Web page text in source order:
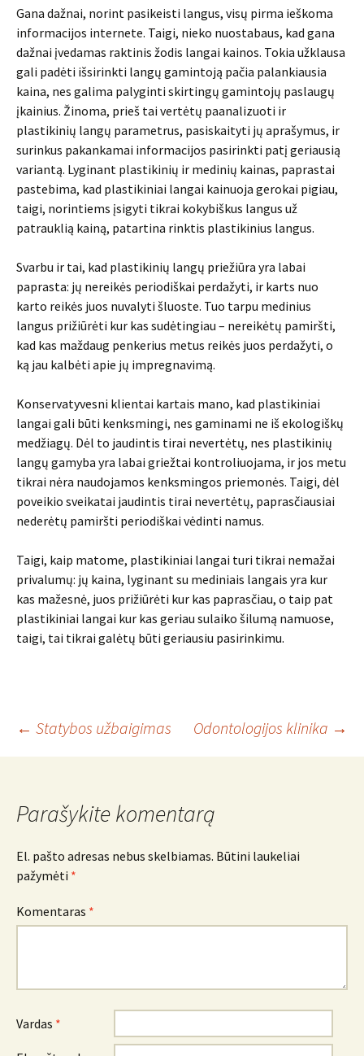
Gana dažnai, norint pasikeisti langus, visų pirma ieškoma
informacijos internete. Taigi, nieko nuostabaus, kad gana
dažnai įvedamas raktinis žodis langai kainos. Tokia užklausa
gali padėti išsirinkti langų gamintoją pačia palankiausia
kaina, nes galima palyginti skirtingų gamintojų paslaugų
įkainius. Žinoma, prieš tai vertėtų paanalizuoti ir
plastikinių langų parametrus, pasiskaityti jų aprašymus, ir
surinkus pakankamai informacijos pasirinkti patį geriausią
variantą. Lyginant plastikinių ir medinių kainas, paprastai
pastebima, kad plastikiniai langai kainuoja gerokai pigiau,
taigi, norintiems įsigyti tikrai kokybiškus langus už
patrauklią kainą, patartina rinktis plastikinius langus.
Svarbu ir tai, kad plastikinių langų priežiūra yra labai
paprasta: jų nereikės periodiškai perdažyti, ir karts nuo
karto reikės juos nuvalyti šluoste. Tuo tarpu medinius
langus prižiūrėti kur kas sudėtingiau – nereikėtų pamiršti,
kad kas maždaug penkerius metus reikės juos perdažyti, o
ką jau kalbėti apie jų impregnavimą.
Konservatyvesni klientai kartais mano, kad plastikiniai
langai gali būti kenksmingi, nes gaminami ne iš ekologiškų
medžiagų. Dėl to jaudintis tirai nevertėtų, nes plastikinių
langų gamyba yra labai griežtai kontroliuojama, ir jos metu
tikrai nėra naudojamos kenksmingos priemonės. Taigi, dėl
poveikio sveikatai jaudintis tirai nevertėtų, paprasčiausiai
nederėtų pamiršti periodiškai vėdinti namus.
Taigi, kaip matome, plastikiniai langai turi tikrai nemažai
privalumų: jų kaina, lyginant su mediniais langais yra kur
kas mažesnė, juos prižiūrėti kur kas paprasčiau, o taip pat
plastikiniai langai kur kas geriau sulaiko šilumą namuose,
taigi, tai tikrai galėtų būti geriausiu pasirinkimu.
Įrašo
← Statybos užbaigimas Odontologijos klinika →
Parašykite komentarą
El. pašto adresas nebus skelbiamas. Būtini laukeliai
pažymėti *
Komentaras *
Vardas *